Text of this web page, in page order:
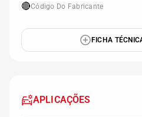
🔴Código Do Fabricante
FICHA
APLICAÇÕES